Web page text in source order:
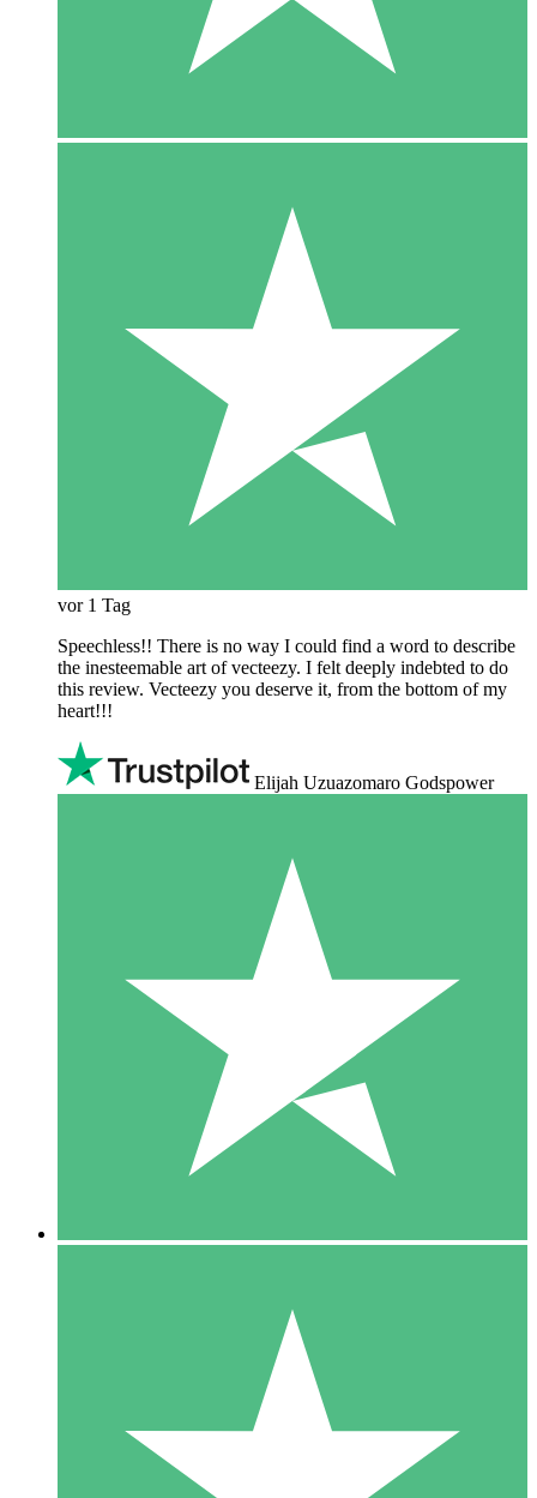
vor 1 Tag
Speechless!! There is no way I could find a word to describe
the inesteemable art of vecteezy. I felt deeply indebted to do
this review. Vecteezy you deserve it, from the bottom of my
heart!!!
Elijah Uzuazomaro Godspower